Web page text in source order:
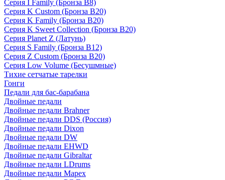
Серия I Family (Бронза B8)
Серия K Custom (Бронза B20)
Серия K Family (Бронза B20)
Серия K Sweet Collection (Бронза B20)
Серия Planet Z (Латунь)
Серия S Family (Бронза B12)
Серия Z Custom (Бронза B20)
Серия Low Volume (Бесушмные)
Тихие сетчатые тарелки
Гонги
Педали для бас-барабана
Двойные педали
Двойные педали Brahner
Двойные педали DDS (Россия)
Двойные педали Dixon
Двойные педали DW
Двойные педали EHWD
Двойные педали Gibraltar
Двойные педали LDrums
Двойные педали Mapex